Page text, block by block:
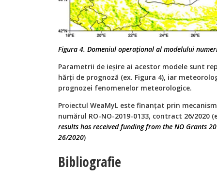
Figura 4. Domeniul operațional al modelului
Parametrii de ieșire ai acestor modele sunt
hărți de prognoză (ex. Figura 4), iar
prognozei fenomenelor meteorologice.
Proiectul WeaMyL este finanțat prin
numărul RO-NO-2019-0133, contract 26/2020
results has received funding from the NO Grants
26/2020)
Bibliografie